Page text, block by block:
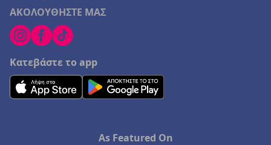
ΑΚΟΛΟΥΘΗΣΤΕ ΜΑΣ
Κατεβάστε το app
As Featured On